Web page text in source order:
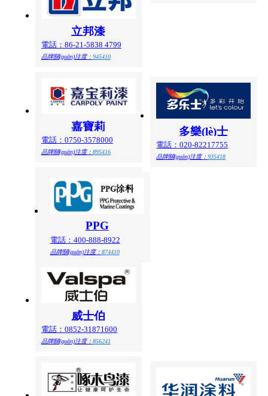
立邦漆
電話：86-21-5838 4799
品牌關(guān)注度： 945410
多樂(lè)士
電話：020-82217755
品牌關(guān)注度：935418
嘉寶莉
電話：0750-3578000
品牌關(guān)注度： 895416
PPG
電話：400-888-8922
品牌關(guān)注度： 874410
威士伯
電話：0852-31871600
品牌關(guān)注度： 856241